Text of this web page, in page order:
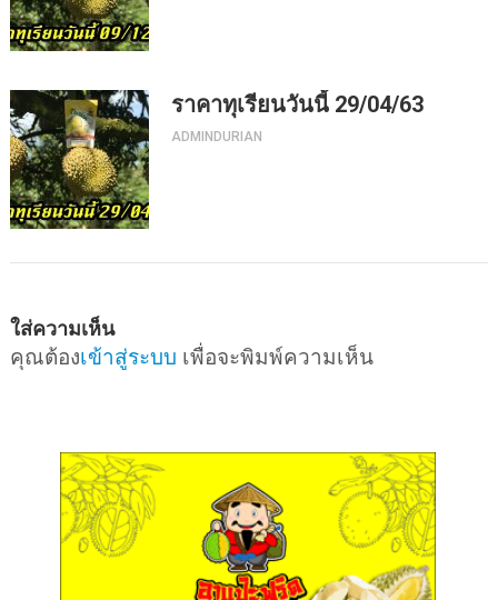
ราคาทุเรียนวันนี้ 29/04/63
ADMINDURIAN
ใส่ความเห็น
คุณต้องเข้าสู่ระบบ เพื่อจะพิมพ์ความเห็น